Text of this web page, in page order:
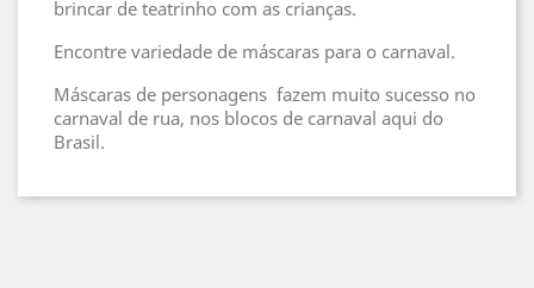
brincar de teatrinho com as crianças.
Encontre variedade de máscaras para o carnaval.
Máscaras de personagens fazem muito sucesso no
carnaval de rua, nos blocos de carnaval aqui do
Brasil.